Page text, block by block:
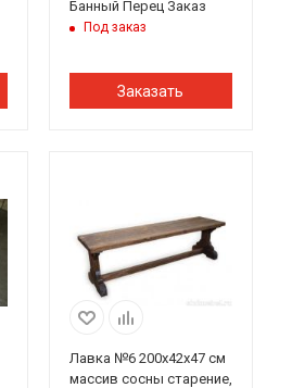
Банный Перец Заказ
Под заказ
Заказать
Лавка №6 200х42х47 см
массив сосны старение,